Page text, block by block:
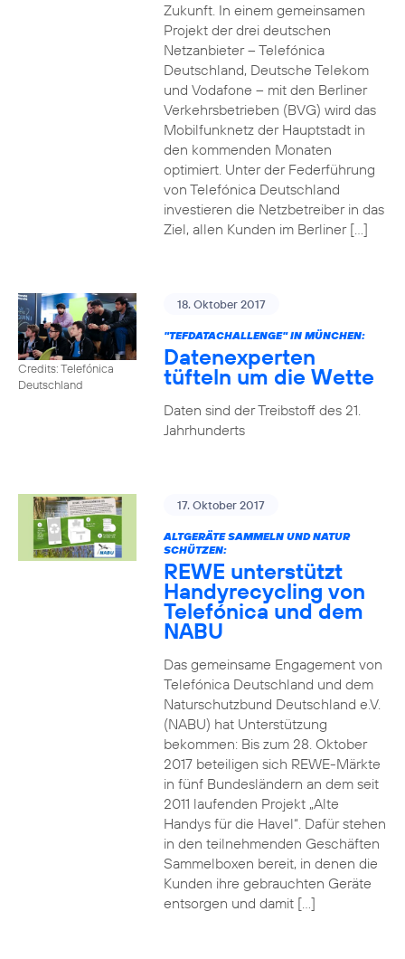
Zukunft. In einem gemeinsamen
Projekt der drei deutschen
Netzanbieter – Telefónica
Deutschland, Deutsche Telekom
und Vodafone – mit den Berliner
Verkehrsbetrieben (BVG) wird das
Mobilfunknetz der Hauptstadt in
den kommenden Monaten
optimiert. Unter der Federführung
von Telefónica Deutschland
investieren die Netzbetreiber in das
Ziel, allen Kunden im Berliner […]
Credits: Telefónica
Deutschland
18. Oktober 2017
"TEFDATACHALLENGE" IN MÜNCHEN:
Datenexperten
tüfteln um die Wette
Daten sind der Treibstoff des 21.
Jahrhunderts
17. Oktober 2017
ALTGERÄTE SAMMELN UND NATUR
SCHÜTZEN:
REWE unterstützt
Handyrecycling von
Telefónica und dem
NABU
Das gemeinsame Engagement von
Telefónica Deutschland und dem
Naturschutzbund Deutschland e.V.
(NABU) hat Unterstützung
bekommen: Bis zum 28. Oktober
2017 beteiligen sich REWE-Märkte
in fünf Bundesländern an dem seit
2011 laufenden Projekt „Alte
Handys für die Havel“. Dafür stehen
in den teilnehmenden Geschäften
Sammelboxen bereit, in denen die
Kunden ihre gebrauchten Geräte
entsorgen und damit […]